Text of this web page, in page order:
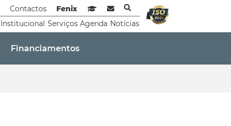
Contactos Fenix
Sistema de Gestão de Aprendizagem
Webmail
Institucional Serviços Agenda Notícias
Financiamentos